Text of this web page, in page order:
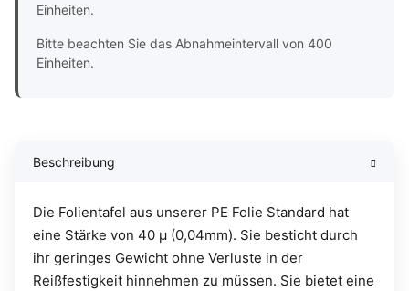
Einheiten.
Bitte beachten Sie das Abnahmeintervall von 400
Einheiten.
Beschreibung
Die Folientafel aus unserer PE Folie Standard hat
eine Stärke von 40 µ (0,04mm). Sie besticht durch
ihr geringes Gewicht ohne Verluste in der
Reißfestigkeit hinnehmen zu müssen. Sie bietet eine